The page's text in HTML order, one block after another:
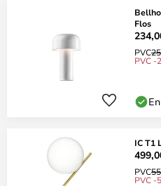
Flos
PVC
PVC -
IC T1
PVC
PVC -